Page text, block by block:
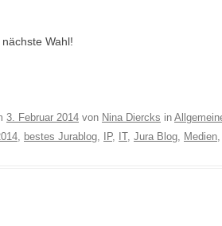
Wahl!
3. Februar 2014 von Nina Diercks in
, bestes Jurablog, IP, IT, Jura Blog, Medien,